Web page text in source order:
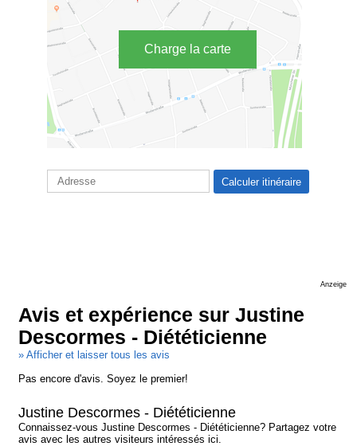
Charge la carte
Anzeige
Avis et expérience sur Justine
Descormes - Diététicienne
» Afficher et laisser tous les avis
Pas encore d'avis. Soyez le premier!
Justine Descormes - Diététicienne
Connaissez-vous Justine Descormes - Diététicienne? Partagez votre
avis avec les autres visiteurs intéressés ici.